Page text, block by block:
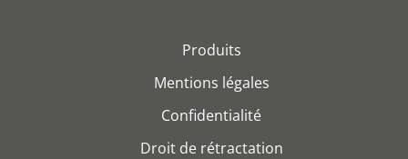
Produits
Mentions légales
Confidentialité
Droit de rétractation